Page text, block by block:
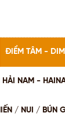
ĐIỂM TÂM -
HẢI NAM -
/ NUI / BÚN